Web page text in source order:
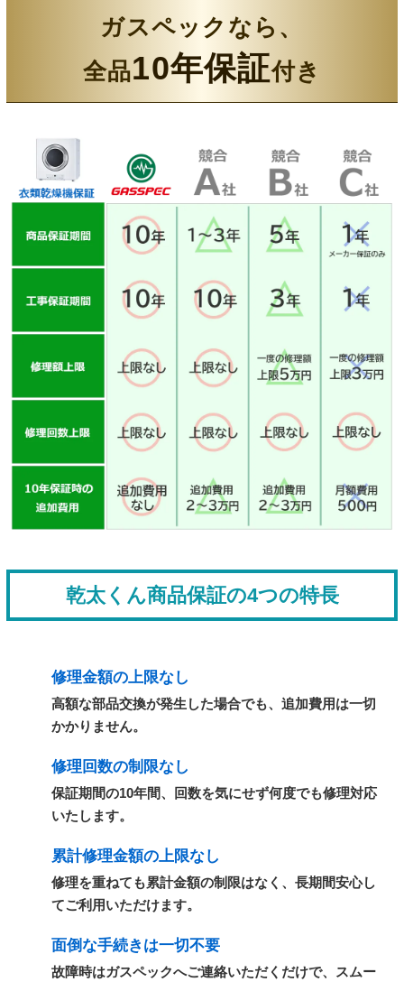
ガスペックなら、
全品10年保証付き
乾太くん商品保証の4つの特長
修理金額の上限なし
高額な部品交換が発生した場合でも、追加費用は一切
かかりません。
修理回数の制限なし
保証期間の10年間、回数を気にせず何度でも修理対応
いたします。
累計修理金額の上限なし
修理を重ねても累計金額の制限はなく、長期間安心し
てご利用いただけます。
面倒な手続きは一切不要
故障時はガスペックへご連絡いただくだけで、スムー